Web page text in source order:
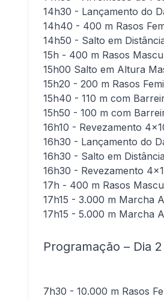
14h30 - Lançamento do
14h40 - 400 m Rasos
14h50 - Salto em
15h - 400 m Rasos
15h00 Salto em Altura
15h20 - 200 m Rasos
15h40 - 110 m com
15h50 - 100 m com
16h10 - Revezamento
16h30 - Lançamento do
16h30 - Salto em
16h30 - Revezamento
17h - 400 m Rasos
17h15 - 3.000 m Marcha
17h15 - 5.000 m Marcha
Programação – Dia 2
7h30 - 10.000 m Rasos